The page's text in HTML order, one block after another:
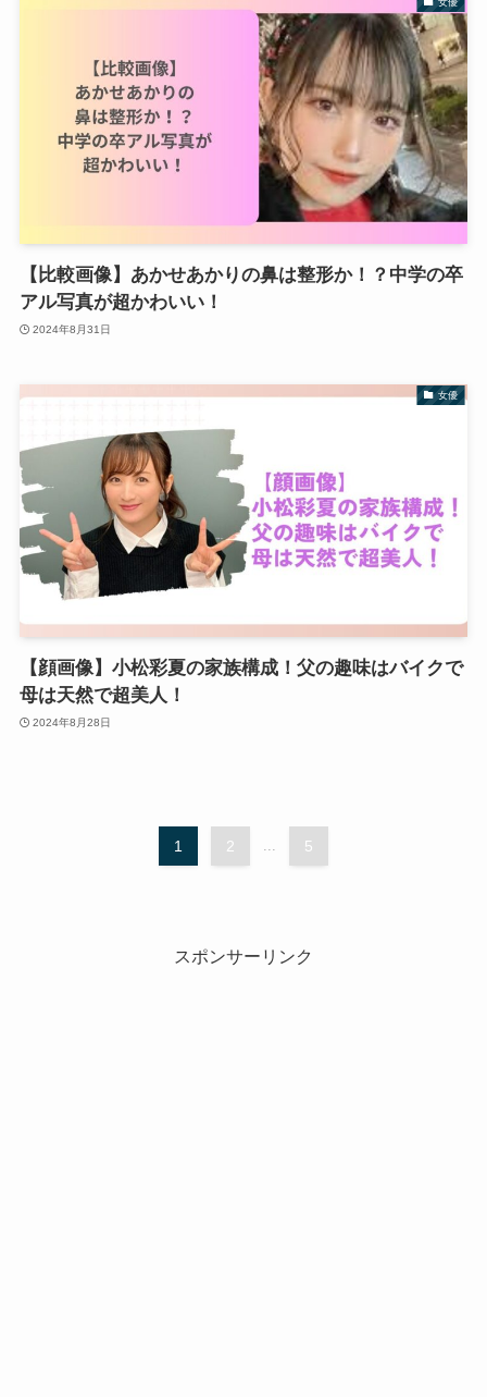
女優
【比較画像】あかせあかりの鼻は整形か！？中学の卒
アル写真が超かわいい！
2024年8月31日
女優
【顔画像】小松彩夏の家族構成！父の趣味はバイクで
母は天然で超美人！
2024年8月28日
1 2 ... 5
スポンサーリンク